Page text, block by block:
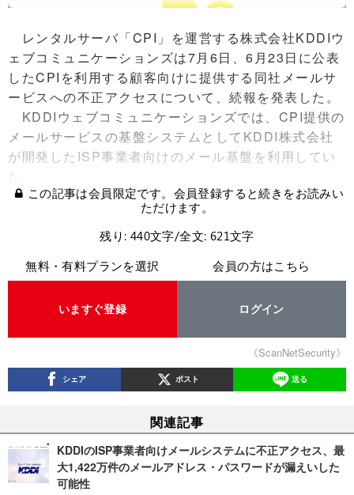
レンタルサーバ「CPI」を運営する株式会社KDDIウ
ェブコミュニケーションズは7月6日、6月23日に公表
したCPIを利用する顧客向けに提供する同社メールサ
ービスへの不正アクセスについて、続報を発表した。
KDDIウェブコミュニケーションズでは、CPI提供の
メールサービスの基盤システムとしてKDDI株式会社
が開発したISP事業者向けのメール基盤を利用してい
た。
この記事は会員限定です。会員登録すると続きをお読みい
ただけます。
残り: 440文字/全文: 621文字
無料・有料プランを選択
いますぐ登録
会員の方はこちら
ログイン
《ScanNetSecurity》
シェア ポスト 送る
関連記事
KDDIのISP事業者向けメールシステムに不正アクセス、最
大1,422万件のメールアドレス・パスワードが漏えいした
可能性